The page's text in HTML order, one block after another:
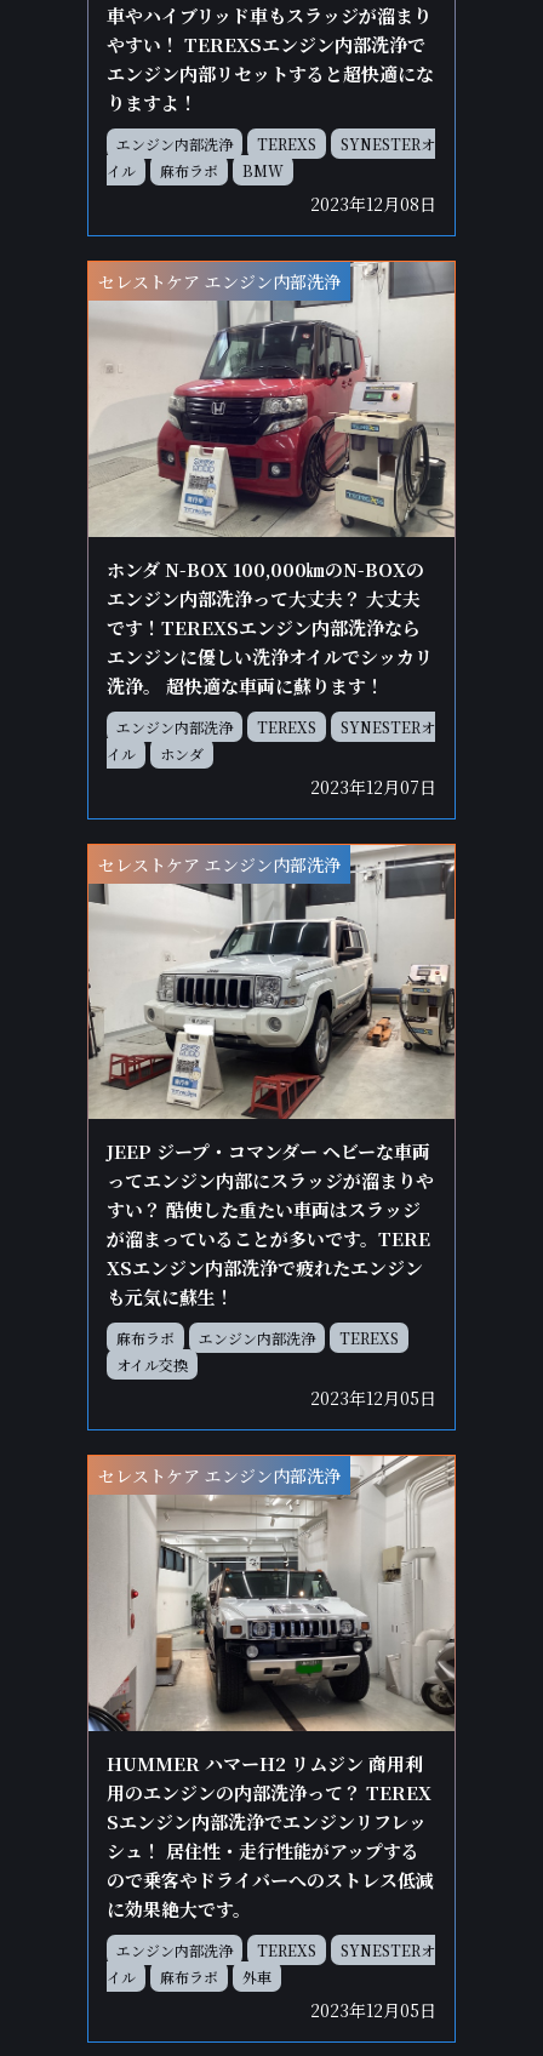
車やハイブリッド車もスラッジが溜まり
やすい！ TEREXSエンジン内部洗浄で
エンジン内部リセットすると超快適にな
りますよ！
エンジン内部洗浄 TEREXS
SYNESTERオ
イル
麻布ラボ BMW
2023年12月08日
セレストケア エンジン内部洗浄
ホンダ N-BOX 100,000㎞のN-BOXの
エンジン内部洗浄って大丈夫？ 大丈夫
です！TEREXSエンジン内部洗浄なら
エンジンに優しい洗浄オイルでシッカリ
洗浄。 超快適な車両に蘇ります！
エンジン内部洗浄 TEREXS
SYNESTERオ
イル
ホンダ
2023年12月07日
セレストケア エンジン内部洗浄
JEEP ジープ・コマンダー ヘビーな車両
ってエンジン内部にスラッジが溜まりや
すい？ 酷使した重たい車両はスラッジ
が溜まっていることが多いです。TERE
XSエンジン内部洗浄で疲れたエンジン
も元気に蘇生！
麻布ラボ エンジン内部洗浄
TEREXS
オイル交換
2023年12月05日
セレストケア エンジン内部洗浄
HUMMER ハマーH2 リムジン 商用利
用のエンジンの内部洗浄って？ TEREX
Sエンジン内部洗浄でエンジンリフレッ
シュ！ 居住性・走行性能がアップする
ので乗客やドライバーへのストレス低減
に効果絶大です。
エンジン内部洗浄 TEREXS
SYNESTERオ
イル
麻布ラボ 外車
2023年12月05日